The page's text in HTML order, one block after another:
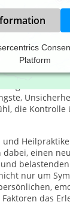
Platform
körperlich,
Neben
die Kontrolle
und
einen
nur um
das